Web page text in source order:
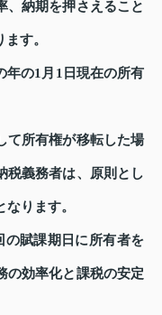
、納期を押さえること
す。
年の1月1日現在の所有
て所有権が移転した場
税義務者は、原則とし
ります。
の賦課期日に所有者を
の効率化と課税の安定